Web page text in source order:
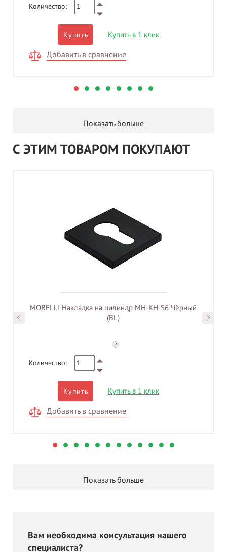
Количество:
Купить Купить в 1 клик
Добавить в сравнение
Показать больше
С ЭТИМ ТОВАРОМ ПОКУПАЮТ
MORELLI Накладка на цилиндр MH-KH-S6 Чёрный
(BL)
?
Количество:
Купить Купить в 1 клик
Добавить в сравнение
Показать больше
Вам необходима консультация нашего
специалиста?